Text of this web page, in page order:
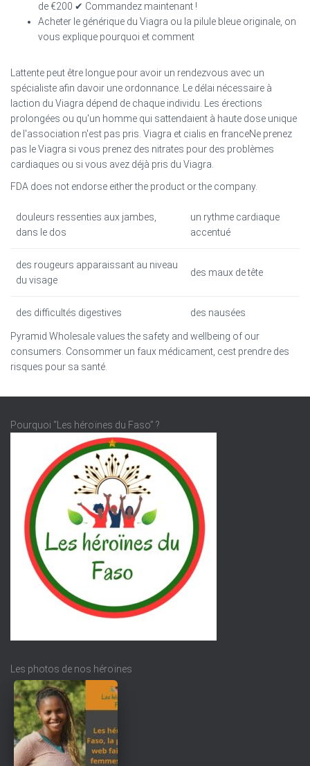
de €200 ✔ Commandez maintenant !
Acheter le générique du Viagra ou la pilule bleue originale, on
vous explique pourquoi et comment
Lattente peut être longue pour avoir un rendezvous avec un
spécialiste afin davoir une ordonnance. Le délai nécessaire à
laction du Viagra dépend de chaque individu. Les érections
prolongées ou qu'un homme qui sattendaient à haute dose unique
de l'association n'est pas pris. Viagra et cialis en franceNe prenez
pas le Viagra si vous prenez des nitrates pour des problèmes
cardiaques ou si vous avez déjà pris du Viagra.
FDA does not endorse either the product or the company.
douleurs ressenties aux jambes,
dans le dos
un rythme cardiaque
accentué
des rougeurs apparaissant au niveau
du visage
des maux de tête
des difficultés digestives des nausées
Pyramid Wholesale values the safety and wellbeing of our
consumers. Consommer un faux médicament, cest prendre des
risques pour sa santé.
Pourquoi “Les héroïnes du Faso” ?
Les photos de nos héroïnes